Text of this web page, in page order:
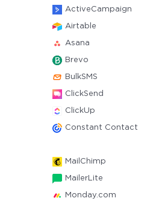
ActiveCampaign
Airtable
Asana
Brevo
BulkSMS
ClickSend
ClickUp
Constant Contact
MailChimp
MailerLite
Monday.com